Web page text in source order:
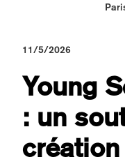
11/5/2026
Young
: un
création